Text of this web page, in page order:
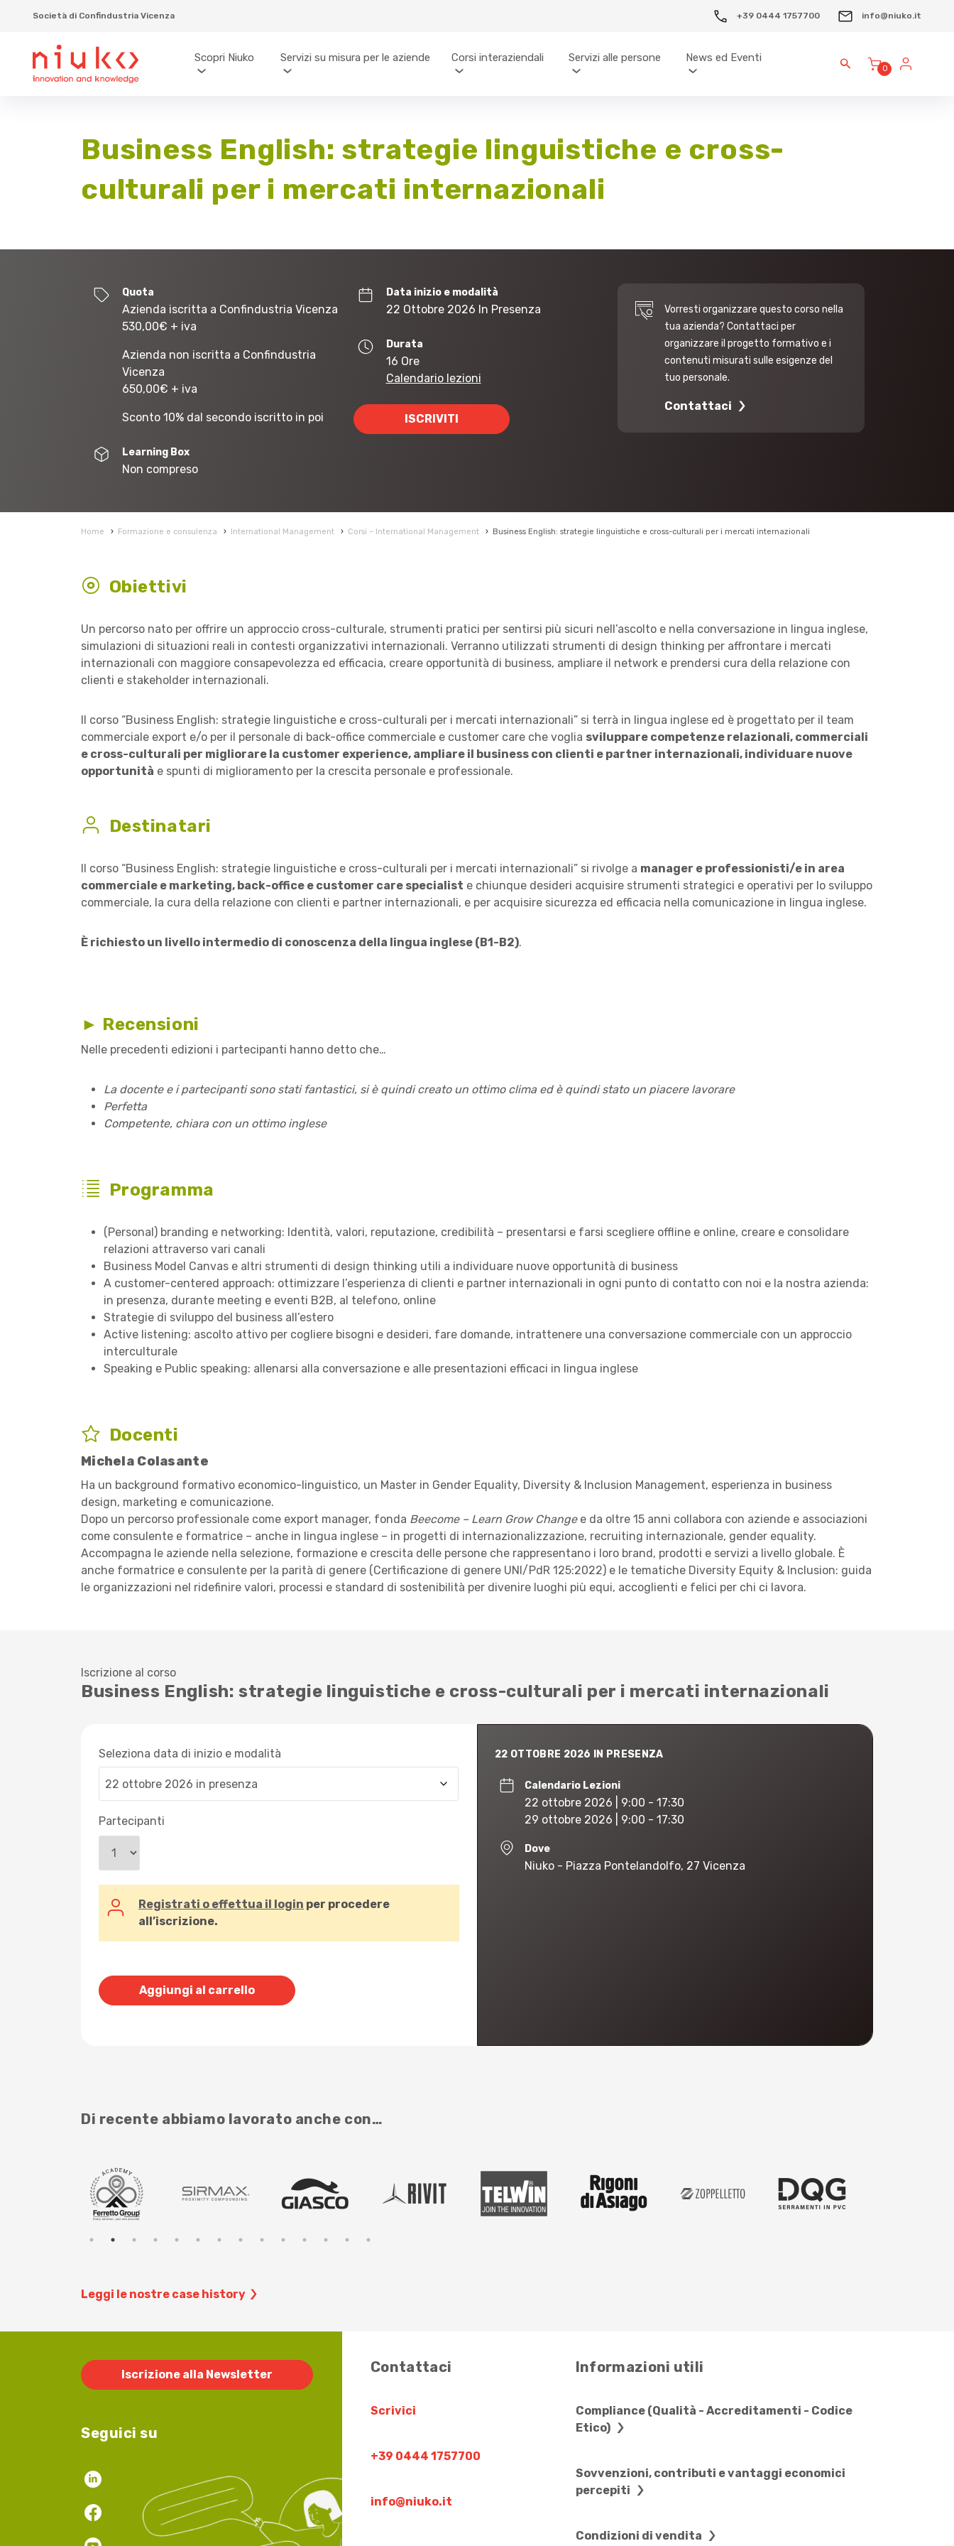
Società di Confindustria Vicenza +39 0444 1757700 info@niuko.it
0
Scopri Niuko Servizi su misura per le aziende Corsi interaziendali Servizi alle persone News ed Eventi
Business English: strategie linguistiche e cross-
culturali per i mercati internazionali
Quota
Azienda iscritta a Confindustria Vicenza
530,00€ + iva
Azienda non iscritta a Confindustria
Vicenza
650,00€ + iva
Sconto 10% dal secondo iscritto in poi
Learning Box
Non compreso
Data inizio e modalità
22 Ottobre 2026 In Presenza
Durata
16 Ore
Calendario lezioni
ISCRIVITI
Vorresti organizzare questo corso nella
tua azienda? Contattaci per
organizzare il progetto formativo e i
contenuti misurati sulle esigenze del
tuo personale.
Contattaci
Home › Formazione e consulenza › International Management › Corsi – International Management › Business English: strategie linguistiche e cross-culturali per i mercati internazionali
Obiettivi
Un percorso nato per offrire un approccio cross-culturale, strumenti pratici per sentirsi più sicuri nell’ascolto e nella conversazione in lingua inglese,
simulazioni di situazioni reali in contesti organizzativi internazionali. Verranno utilizzati strumenti di design thinking per affrontare i mercati
internazionali con maggiore consapevolezza ed efficacia, creare opportunità di business, ampliare il network e prendersi cura della relazione con
clienti e stakeholder internazionali.
Il corso “Business English: strategie linguistiche e cross-culturali per i mercati internazionali” si terrà in lingua inglese ed è progettato per il team
commerciale export e/o per il personale di back-office commerciale e customer care che voglia sviluppare competenze relazionali, commerciali
e cross-culturali per migliorare la customer experience, ampliare il business con clienti e partner internazionali, individuare nuove
opportunità e spunti di miglioramento per la crescita personale e professionale.
Destinatari
Il corso “Business English: strategie linguistiche e cross-culturali per i mercati internazionali” si rivolge a manager e professionisti/e in area
commerciale e marketing, back-office e customer care specialist e chiunque desideri acquisire strumenti strategici e operativi per lo sviluppo
commerciale, la cura della relazione con clienti e partner internazionali, e per acquisire sicurezza ed efficacia nella comunicazione in lingua inglese.
È richiesto un livello intermedio di conoscenza della lingua inglese (B1-B2).
► Recensioni
Nelle precedenti edizioni i partecipanti hanno detto che…
La docente e i partecipanti sono stati fantastici, si è quindi creato un ottimo clima ed è quindi stato un piacere lavorare
Perfetta
Competente, chiara con un ottimo inglese
Programma
(Personal) branding e networking: Identità, valori, reputazione, credibilità – presentarsi e farsi scegliere offline e online, creare e consolidare
relazioni attraverso vari canali
Business Model Canvas e altri strumenti di design thinking utili a individuare nuove opportunità di business
A customer-centered approach: ottimizzare l’esperienza di clienti e partner internazionali in ogni punto di contatto con noi e la nostra azienda:
in presenza, durante meeting e eventi B2B, al telefono, online
Strategie di sviluppo del business all’estero
Active listening: ascolto attivo per cogliere bisogni e desideri, fare domande, intrattenere una conversazione commerciale con un approccio
interculturale
Speaking e Public speaking: allenarsi alla conversazione e alle presentazioni efficaci in lingua inglese
Docenti
Michela Colasante
Ha un background formativo economico-linguistico, un Master in Gender Equality, Diversity & Inclusion Management, esperienza in business
design, marketing e comunicazione.
Dopo un percorso professionale come export manager, fonda Beecome – Learn Grow Changee da oltre 15 anni collabora con aziende e associazioni
come consulente e formatrice – anche in lingua inglese – in progetti di internazionalizzazione, recruiting internazionale, gender equality.
Accompagna le aziende nella selezione, formazione e crescita delle persone che rappresentano i loro brand, prodotti e servizi a livello globale. È
anche formatrice e consulente per la parità di genere (Certificazione di genere UNI/PdR 125:2022) e le tematiche Diversity Equity & Inclusion: guida
le organizzazioni nel ridefinire valori, processi e standard di sostenibilità per divenire luoghi più equi, accoglienti e felici per chi ci lavora.
Iscrizione al corso
Business English: strategie linguistiche e cross-culturali per i mercati internazionali
Seleziona data di inizio e modalità
Partecipanti
Registrati o effettua il login per procedere
all’iscrizione.
Aggiungi al carrello
22 OTTOBRE 2026 IN PRESENZA
Calendario Lezioni
22 ottobre 2026 | 9:00 - 17:30
29 ottobre 2026 | 9:00 - 17:30
Dove
Niuko - Piazza Pontelandolfo, 27 Vicenza
Di recente abbiamo lavorato anche con…
Leggi le nostre case history
Iscrizione alla Newsletter
Seguici su
Contattaci
Scrivici
+39 0444 1757700
info@niuko.it
Informazioni utili
Compliance (Qualità - Accreditamenti - Codice
Etico)
Sovvenzioni, contributi e vantaggi economici
percepiti
Condizioni di vendita